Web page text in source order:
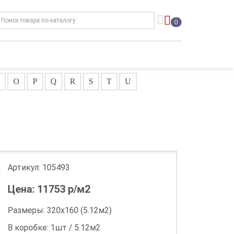
0
O P Q R S T U
Артикул: 105493
Цена: 11753р/м2
Размеры: 320х160 (5.12м2)
В коробке: 1шт / 5.12м2